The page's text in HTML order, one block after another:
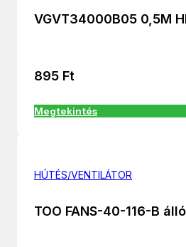
VGVT34000B05 0,5M
895 Ft
Megtekintés
HÚTÉS/VENTILÁTOR
TOO FANS-40-116-B